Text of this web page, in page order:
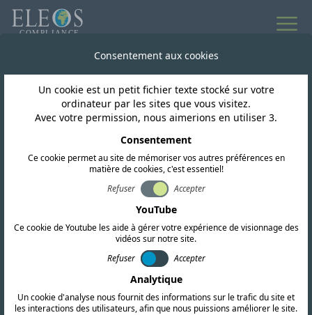
Articles et
réflexions
Explorez nos articles approfondis et nos
présentations vidéo sur les exigences
réglementaires mondiales, les stratégies de
conformité et les tendances du secteur.
Consentement aux cookies
Un cookie est un petit fichier texte stocké sur votre
ordinateur par les sites que vous visitez.
Avec votre permission, nous aimerions en utiliser 3.
Consentement
Ce cookie permet au site de mémoriser vos autres préférences en
matière de cookies, c'est essentiel!
Refuser
Accepter
YouTube
Ce cookie de Youtube les aide à gérer votre expérience de visionnage des
vidéos sur notre site.
Refuser
Accepter
Analytique
Un cookie d'analyse nous fournit des informations sur le trafic du site et
les interactions des utilisateurs, afin que nous puissions améliorer le site.